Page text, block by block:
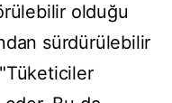
olduğu
sürdürülebilir